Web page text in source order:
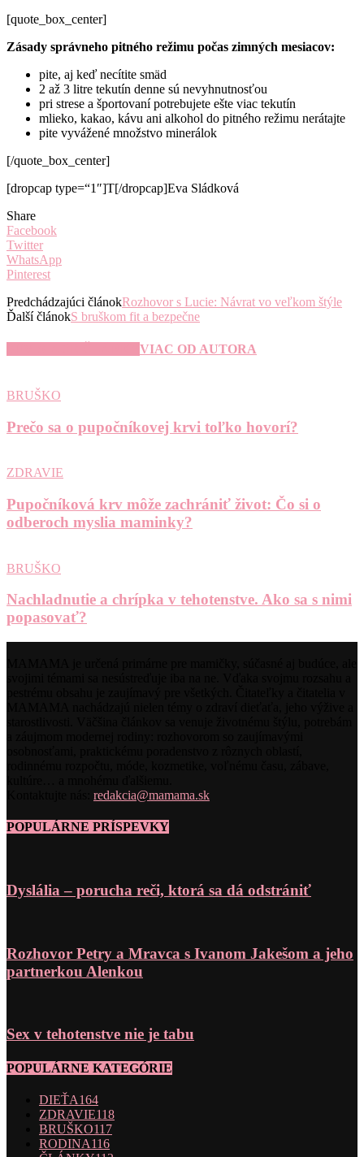
[quote_box_center]
Zásady správneho pitného režimu počas zimných mesiacov:
pite, aj keď necítite smäd
2 až 3 litre tekutín denne sú nevyhnutnosťou
pri strese a športovaní potrebujete ešte viac tekutín
mlieko, kakao, kávu ani alkohol do pitného režimu nerátajte
pite vyvážené množstvo minerálok
[/quote_box_center]
[dropcap type=“1″]T[/dropcap]Eva Sládková
Share
Facebook
Twitter
WhatsApp
Pinterest
Predchádzajúci článokRozhovor s Lucie: Návrat vo veľkom štýle
Ďalší článokS bruškom fit a bezpečne
VIAC OD AUTORA
BRUŠKO
Prečo sa o pupočníkovej krvi toľko hovorí?
ZDRAVIE
Pupočníková krv môže zachrániť život: Čo si o
odberoch myslia maminky?
BRUŠKO
Nachladnutie a chrípka v tehotenstve. Ako sa s nimi
popasovať?
redakcia@mamama.sk
POPULÁRNE PRÍSPEVKY
Dyslália – porucha reči, ktorá sa dá odstrániť
Rozhovor Petry a Mravca s Ivanom Jakešom a jeho
partnerkou Alenkou
Sex v tehotenstve nie je tabu
POPULÁRNE KATEGÓRIE
DIEŤA164
ZDRAVIE118
BRUŠKO117
RODINA116